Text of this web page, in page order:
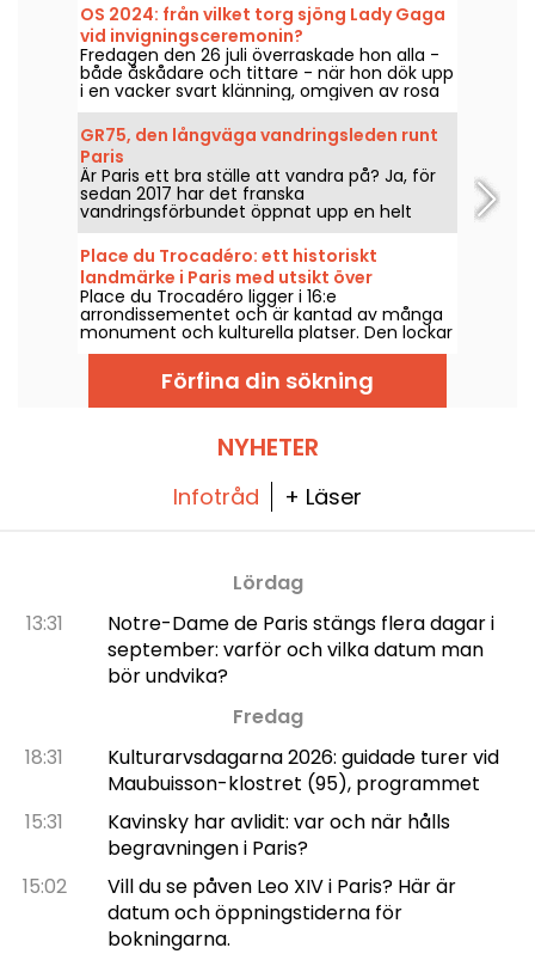
OS 2024: från vilket torg sjöng Lady Gaga
vid invigningsceremonin?
Fredagen den 26 juli överraskade hon alla -
både åskådare och tittare - när hon dök upp
i en vacker svart klänning, omgiven av rosa
pompoms. Men var befann sig sångerskan?
Är arenan öppen för allmänheten?
GR75, den långväga vandringsleden runt
Paris
Är Paris ett bra ställe att vandra på? Ja, för
sedan 2017 har det franska
vandringsförbundet öppnat upp en helt
skyltad led runt Paris för alla
vandringsentusiaster.
Place du Trocadéro: ett historiskt
landmärke i Paris med utsikt över
Eiffeltornet
Place du Trocadéro ligger i 16:e
arrondissementet och är kantad av många
monument och kulturella platser. Den lockar
både turister och Parisbor som bott här hela
livet tack vare den oslagbara utsikten över
Eiffeltornet.Förfina din sökning
NYHETER
Infotråd + Läser
Lördag
13:31
Notre-Dame de Paris stängs flera dagar i
september: varför och vilka datum man
bör undvika?
Fredag
18:31
Kulturarvsdagarna 2026: guidade turer vid
Maubuisson-klostret (95), programmet
15:31
Kavinsky har avlidit: var och när hålls
begravningen i Paris?
15:02
Vill du se påven Leo XIV i Paris? Här är
datum och öppningstiderna för
bokningarna.